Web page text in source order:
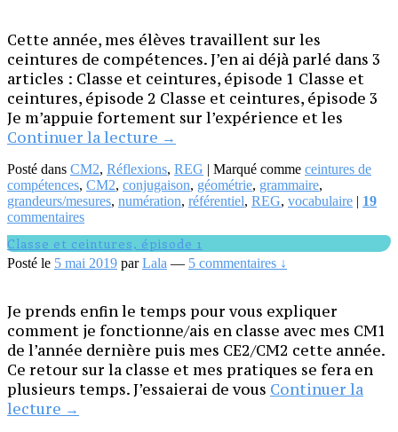
Cette année, mes élèves travaillent sur les
ceintures de compétences. J’en ai déjà parlé dans 3
articles : Classe et ceintures, épisode 1 Classe et
ceintures, épisode 2 Classe et ceintures, épisode 3
Je m’appuie fortement sur l’expérience et les
Continuer la lecture Le
de
compétences
CM2
→
Posté dans CM2, Réflexions, REG | Marqué comme ceintures de
compétences, CM2, conjugaison, géométrie, grammaire,
grandeurs/mesures, numération, référentiel, REG, vocabulaire | 19
commentaires
Classe et ceintures, épisode 1
Posté le 5 mai 2019 parLala — 5 commentaires ↓
Je prends enfin le temps pour vous expliquer
comment je fonctionne/ais en classe avec mes CM1
de l’année dernière puis mes CE2/CM2 cette année.
Ce retour sur la classe et mes pratiques se fera en
plusieurs temps. J’essaierai de vous Continuer la
lecture Classe
→